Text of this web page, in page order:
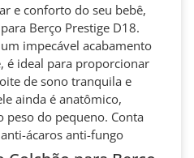
e conforto do seu bebê,
Berço Prestige D18.
impecável acabamento
é ideal para proporcionar
de sono tranquila e
ainda é anatômico,
do pequeno. Conta
ácaros anti-fungo